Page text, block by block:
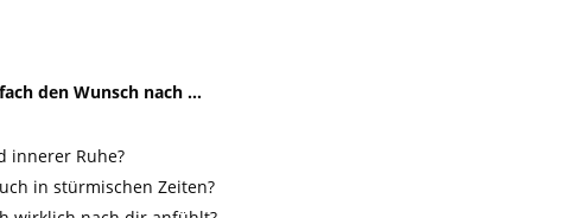
den Wunsch nach …
innerer Ruhe?
in stürmischen Zeiten?